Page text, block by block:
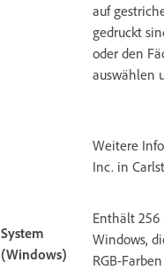
auf
gedruckt
oder den
auswählen
Weitere
Inc. in
System
(Windows)
Enthält 256
Windows,
RGB-